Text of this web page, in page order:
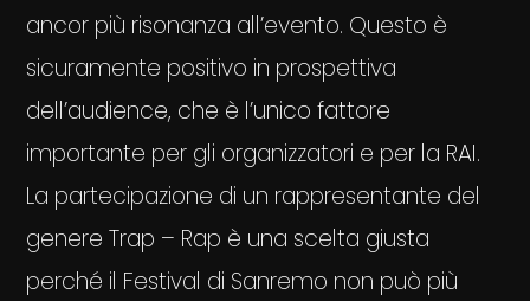
ancor più risonanza all’evento. Questo è
sicuramente positivo in prospettiva
dell’audience, che è l’unico fattore
importante per gli organizzatori e per la RAI.
La partecipazione di un rappresentante del
genere Trap – Rap è una scelta giusta
perché il Festival di Sanremo non può più